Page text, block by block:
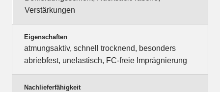
Verstärkungen
Eigenschaften
atmungsaktiv, schnell trocknend, besonders
abriebfest, unelastisch, FC-freie Imprägnierung
Nachlieferfähigkeit